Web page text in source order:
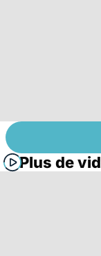
Plus de